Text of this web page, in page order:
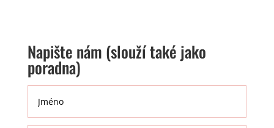
Napište nám (slouží také jako
poradna)